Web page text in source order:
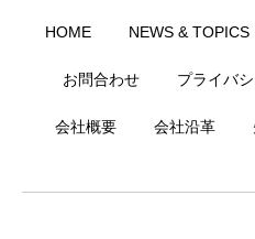
HOME NEWS & TOPICS
お問合わせ プライバ
会社概要 会社沿革